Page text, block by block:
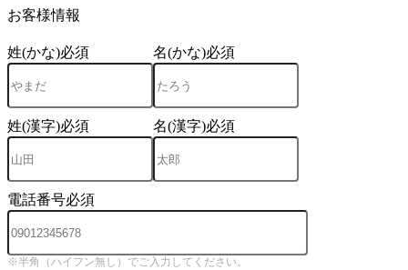
お客様情報
姓(かな)必須 名(かな)必須
姓(漢字)必須 名(漢字)必須
電話番号必須
※半角（ハイフン無し）でご入力してください。